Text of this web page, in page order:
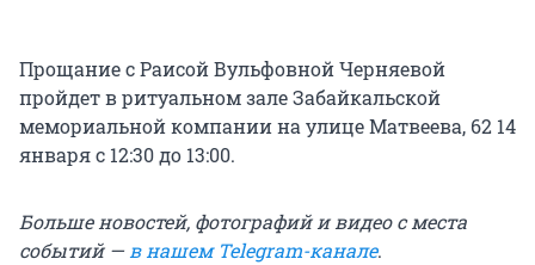
Прощание с Раисой Вульфовной Черняевой
пройдет в ритуальном зале Забайкальской
мемориальной компании на улице Матвеева, 62 14
января с 12:30 до 13:00.
Больше новостей, фотографий и видео с места
событий —в нашем Telegram-канале.